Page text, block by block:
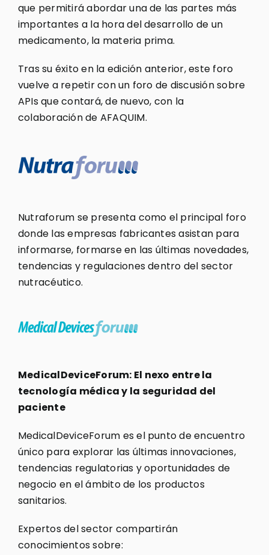
que permitirá abordar una de las partes más
importantes a la hora del desarrollo de un
medicamento, la materia prima.
Tras su éxito en la edición anterior, este foro
vuelve a repetir con un foro de discusión sobre
APIs que contará, de nuevo, con la
colaboración de AFAQUIM.
Nutraforum se presenta como el principal foro
donde las empresas fabricantes asistan para
informarse, formarse en las últimas novedades,
tendencias y regulaciones dentro del sector
nutracéutico.
MedicalDeviceForum: El nexo entre la
tecnología médica y la seguridad del
paciente
MedicalDeviceForum es el punto de encuentro
único para explorar las últimas innovaciones,
tendencias regulatorias y oportunidades de
negocio en el ámbito de los productos
sanitarios.
Expertos del sector compartirán
conocimientos sobre: